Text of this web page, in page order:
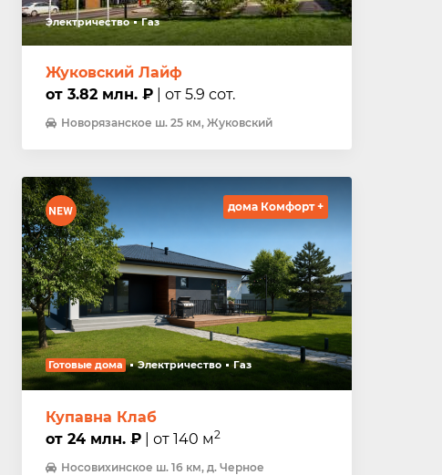
Электричество Газ
Жуковский Лайф
от 3.82 млн. ₽ | от 5.9 сот.
Новорязанское ш. 25 км, Жуковский
дома Комфорт +
Готовые дома Электричество Газ
Купавна Клаб
от 24 млн. ₽ | от 140 м2
Носовихинское ш. 16 км, д. Черное